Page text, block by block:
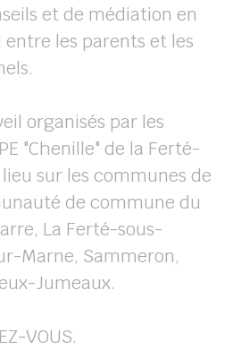
et de médiation en
entre les parents et les
organisés par les
"Chenille" de la Ferté-
sur les communes de
de commune du
La Ferté-sous-
Marne, Sammeron,
Jumeaux.
VOUS.